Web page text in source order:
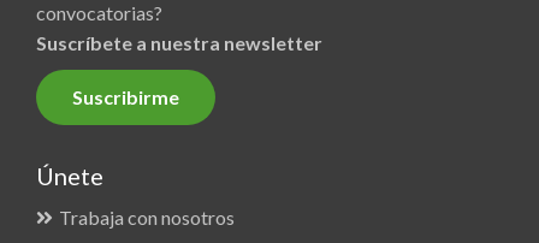
convocatorias?
Suscríbete a nuestra newsletter
Suscribirme
Únete
Trabaja con nosotros